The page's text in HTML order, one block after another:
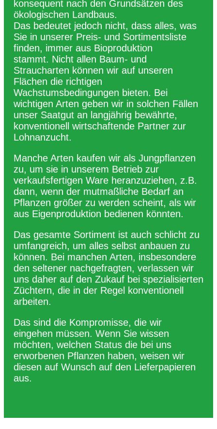
konsequent nach den Grundsätzen des
ökologischen Landbaus.
Das bedeutet jedoch nicht, dass alles, was
Sie in unserer Preis- und Sortimentsliste
finden, immer aus Bioproduktion
stammt. Nicht allen Baum- und
Straucharten können wir auf unseren
Flächen die richtigen
Wachstumsbedingungen bieten. Bei
wichtigen Arten geben wir in solchen Fällen
unser Saatgut an langjährig bewährte,
konventionell wirtschaftende Partner zur
Lohnanzucht.
Manche Arten kaufen wir als Jungpflanzen
zu, um sie in unserem Betrieb zur
verkaufsfertigen Ware heranzuziehen, z.B.
dann, wenn der mutmaßliche Bedarf an
Pflanzen größer zu werden scheint, als wir
aus Eigenproduktion bedienen könnten.
Das gesamte Sortiment ist auch schlicht zu
umfangreich, um alles selbst anbauen zu
können. Bei manchen Arten, insbesondere
den seltener nachgefragten, verlassen wir
uns daher auf den Zukauf bei spezialisierten
Züchtern, die in der Regel konventionell
arbeiten.
Das sind die Kompromisse, die wir
eingehen müssen. Wenn Sie wissen
möchten, welchen Status die bei uns
erworbenen Pflanzen haben, weisen wir
diesen auf Wunsch auf den Lieferpapieren
aus.